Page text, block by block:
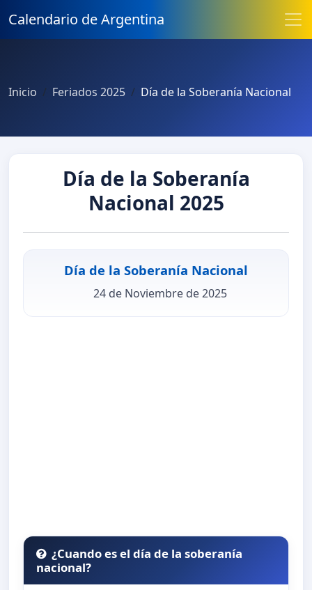
Calendario de Argentina
Inicio Feriados 2025 Día de la Soberanía Nacional
Día de la Soberanía
Nacional 2025
Día de la Soberanía Nacional
24 de Noviembre de 2025
¿Cuando es el día de la soberanía
nacional?